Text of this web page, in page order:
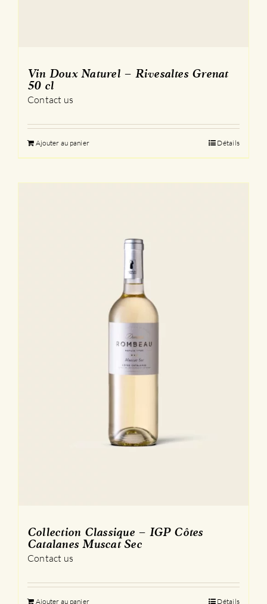
Vin Doux Naturel – Rivesaltes Grenat
50 cl
Contact us
Ajouter au panier Détails
Collection Classique – IGP Côtes
Catalanes Muscat Sec
Contact us
Ajouter au panier Détails